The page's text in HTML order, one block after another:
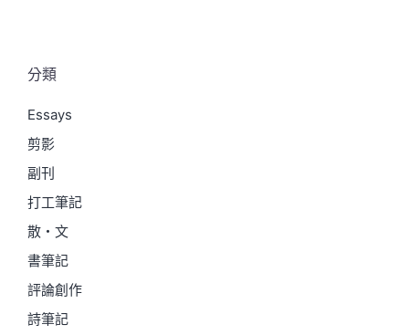
頁
分類
Essays
剪影
副刊
打工筆記
散・文
書筆記
評論創作
詩筆記